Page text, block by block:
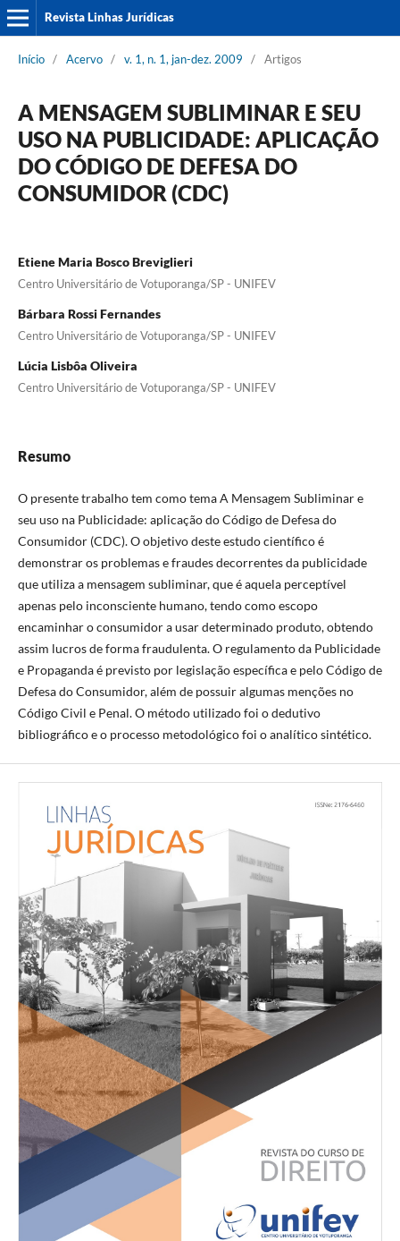
Revista Linhas Jurídicas
Início / Acervo / v. 1, n. 1, jan-dez. 2009 / Artigos
A MENSAGEM SUBLIMINAR E SEU
USO NA PUBLICIDADE: APLICAÇÃO
DO CÓDIGO DE DEFESA DO
CONSUMIDOR (CDC)
Etiene Maria Bosco Breviglieri
Centro Universitário de Votuporanga/SP - UNIFEV
Bárbara Rossi Fernandes
Centro Universitário de Votuporanga/SP - UNIFEV
Lúcia Lisbôa Oliveira
Centro Universitário de Votuporanga/SP - UNIFEV
Resumo
O presente trabalho tem como tema A Mensagem Subliminar e
seu uso na Publicidade: aplicação do Código de Defesa do
Consumidor (CDC). O objetivo deste estudo científico é
demonstrar os problemas e fraudes decorrentes da publicidade
que utiliza a mensagem subliminar, que é aquela perceptível
apenas pelo inconsciente humano, tendo como escopo
encaminhar o consumidor a usar determinado produto, obtendo
assim lucros de forma fraudulenta. O regulamento da Publicidade
e Propaganda é previsto por legislação específica e pelo Código de
Defesa do Consumidor, além de possuir algumas menções no
Código Civil e Penal. O método utilizado foi o dedutivo
bibliográfico e o processo metodológico foi o analítico sintético.